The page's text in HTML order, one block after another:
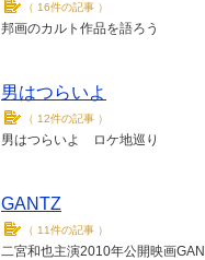
（ 16件の記事 ）
邦画のカルト作品を語ろう
男はつらいよ
（ 12件の記事 ）
男はつらいよ ロケ地巡り
GANTZ
（ 11件の記事 ）
二宮和也主演2010年公開映画